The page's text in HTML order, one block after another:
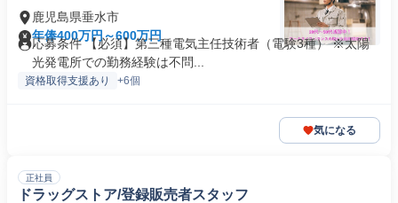
鹿児島県垂水市
年俸400万円～600万円
応募条件 【必須】第三種電気主任技術者（電験3種） ※太陽
光発電所での勤務経験は不問...
資格取得支援あり +6個
気になる
正社員
ドラッグストア/登録販売者スタッフ